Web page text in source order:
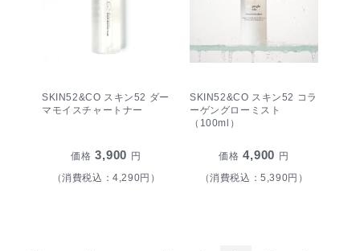
SKIN52&CO スキン52 ダー
マモイスチャートナー
価格 3,900 円
（消費税込：4,290円）
SKIN52&CO スキン52 コラ
ーゲングローミスト
（100ml）
価格 4,900 円
（消費税込：5,390円）